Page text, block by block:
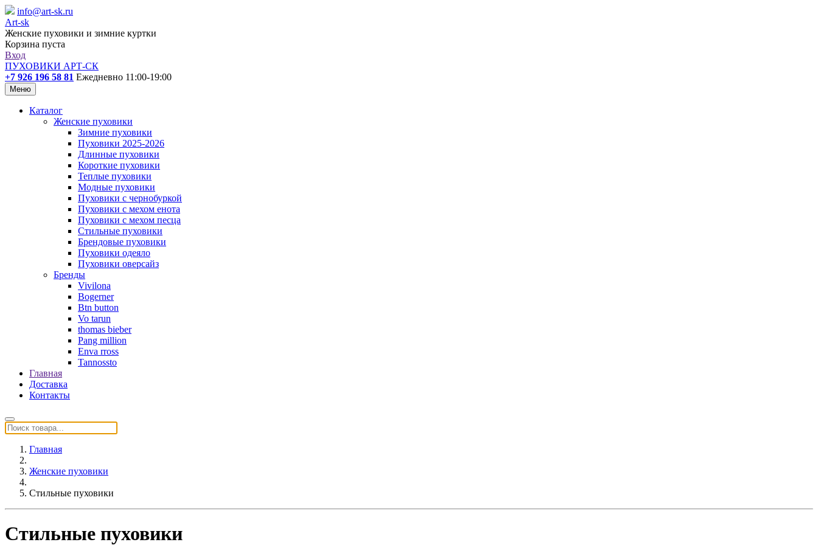
info@art-sk.ru
Art-sk
Женские пуховики и зимние куртки
Корзина пуста
Вход
ПУХОВИКИ АРТ-СК
+7 926 196 58 81 Ежедневно 11:00-19:00
Меню
Каталог
Женские пуховики
Зимние пуховики
Пуховики 2025-2026
Длинные пуховики
Короткие пуховики
Теплые пуховики
Модные пуховики
Пуховики с чернобуркой
Пуховики с мехом енота
Пуховики с мехом песца
Стильные пуховики
Брендовые пуховики
Пуховики одеяло
Пуховики оверсайз
Бренды
Vivilona
Bogerner
Btn button
Vo tarun
thomas bieber
Pang million
Enva rross
Tannossto
Главная
Доставка
Контакты
Главная
Женские пуховики
Стильные пуховики
Стильные пуховики